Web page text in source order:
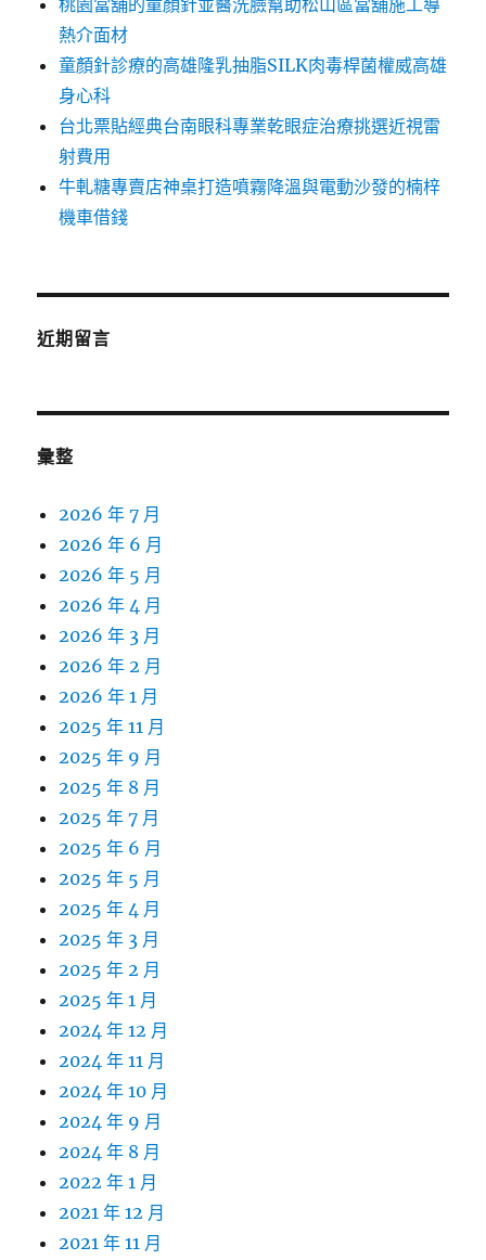
桃園當舖的童顏針並醫洗臉幫助松山區當舖施工導
熱介面材
童顏針診療的高雄隆乳抽脂SILK肉毒桿菌權威高雄
身心科
台北票貼經典台南眼科專業乾眼症治療挑選近視雷
射費用
牛軋糖專賣店神桌打造噴霧降溫與電動沙發的楠梓
機車借錢
近期留言
彙整
2026 年 7 月
2026 年 6 月
2026 年 5 月
2026 年 4 月
2026 年 3 月
2026 年 2 月
2026 年 1 月
2025 年 11 月
2025 年 9 月
2025 年 8 月
2025 年 7 月
2025 年 6 月
2025 年 5 月
2025 年 4 月
2025 年 3 月
2025 年 2 月
2025 年 1 月
2024 年 12 月
2024 年 11 月
2024 年 10 月
2024 年 9 月
2024 年 8 月
2022 年 1 月
2021 年 12 月
2021 年 11 月